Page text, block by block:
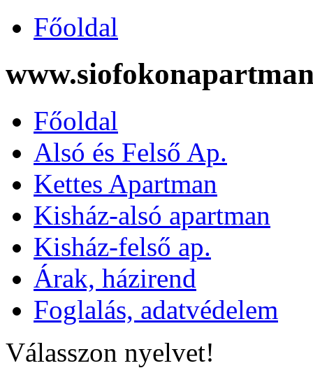
Főoldal
Főoldal
Alsó és Felső Ap.
Kettes Apartman
Kisház-alsó apartman
Kisház-felső ap.
Árak, házirend
Foglalás, adatvédelem
Válasszon nyelvet!